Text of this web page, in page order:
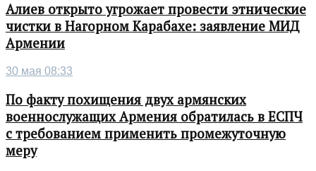
Алиев открыто угрожает провести этнические
чистки в Нагорном Карабахе: заявление МИД
Армении
30 мая 08:33
По факту похищения двух армянских
военнослужащих Армения обратилась в ЕСПЧ
с требованием применить промежуточную
меру